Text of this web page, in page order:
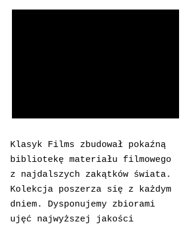
Klasyk Films zbudował pokaźną
bibliotekę materiału filmowego
z najdalszych zakątków świata.
Kolekcja poszerza się z każdym
dniem. Dysponujemy zbiorami
ujęć najwyższej jakości